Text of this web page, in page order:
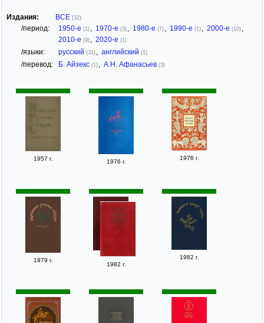
Издания: ВСЕ (32)
/период: 1950-е (1) , 1970-е (3) , 1980-е (7) , 1990-е (1) , 2000-е (10) ,
2010-е (9) , 2020-е (1)
/языки: русский (31) , английский (1)
/перевод: Б. Айзекс (1) , А.Н. Афанасьев (3)
1957 г. 1976 г.
1976 г.
1979 г.
1982 г.
1982 г.